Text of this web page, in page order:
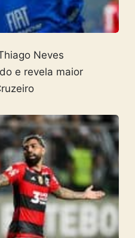
Neves
e revela maior